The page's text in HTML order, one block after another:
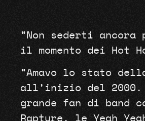
“Non sederti ancora
il momento dei Hot
“Amavo lo stato
all’inizio del 2000.
grande fan di band
Rapture, le Yeah